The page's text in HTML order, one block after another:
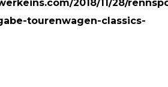
2018/11/28/
tourenwagen-classics-